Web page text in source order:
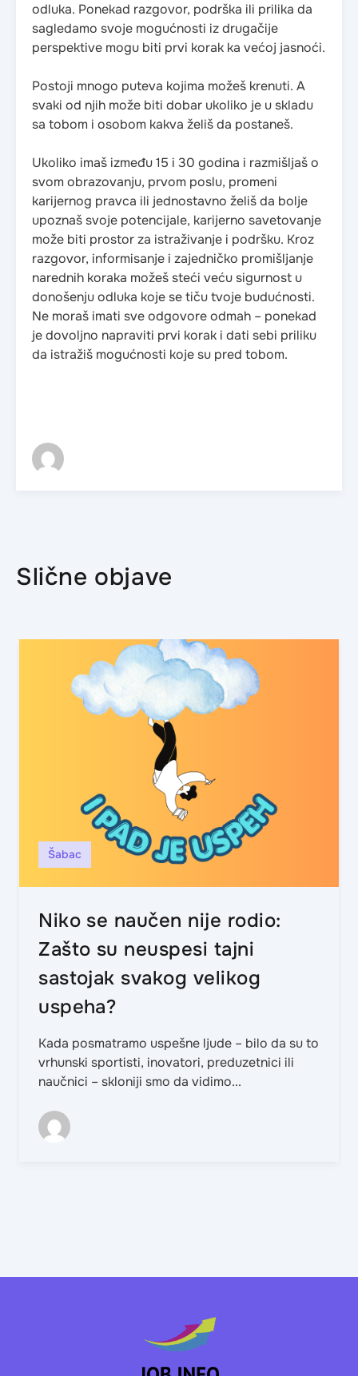
odluka. Ponekad razgovor, podrška ili prilika da
sagledamo svoje mogućnosti iz drugačije
perspektive mogu biti prvi korak ka većoj jasnoći.
Postoji mnogo puteva kojima možeš krenuti. A
svaki od njih može biti dobar ukoliko je u skladu
sa tobom i osobom kakva želiš da postaneš.
Ukoliko imaš između 15 i 30 godina i razmišljaš o
svom obrazovanju, prvom poslu, promeni
karijernog pravca ili jednostavno želiš da bolje
upoznaš svoje potencijale, karijerno savetovanje
može biti prostor za istraživanje i podršku. Kroz
razgovor, informisanje i zajedničko promišljanje
narednih koraka možeš steći veću sigurnost u
donošenju odluka koje se tiču tvoje budućnosti.
Ne moraš imati sve odgovore odmah – ponekad
je dovoljno napraviti prvi korak i dati sebi priliku
da istražiš mogućnosti koje su pred tobom.
Slične objave
Šabac
Niko se naučen nije rodio:
Zašto su neuspesi tajni
sastojak svakog velikog
uspeha?
Kada posmatramo uspešne ljude – bilo da su to
vrhunski sportisti, inovatori, preduzetnici ili
naučnici – skloniji smo da vidimo...